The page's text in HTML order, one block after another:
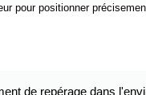
pour positionner
de repérage dans